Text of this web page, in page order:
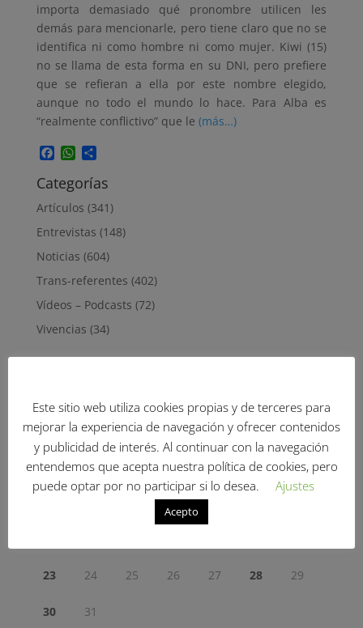
importa demasiado qué pronombre utilicen les
demás para mencionarle, pero tiene claro que no se
identifica ni como hombre ni como mujer. Kiwi (15)
no se llama de esta forma en su DNI, pero prefiere
que se refieran a ella por este nombre elegido,
aunque no todo el mundo lo hace. Para Alba es
“realmente conflictivo” que le (más…)
Facebook
WhatsApp
Compartir
Categorías
Artículos (341)
Entrevistas (148)
Noticias (604)
Trans-referentes (402)
Vídeos – Podcasts (72)
Vivencias (34)
1
2 3 4 5 6 7 8
12
23 24 25 26 27 28 29
30
31
Este sitio web utiliza cookies propias y de terceres para
mejorar la experiencia de navegación y ofrecer contenidos
y publicidad de interés. Al continuar con la navegación
entendemos que acepta nuestra política de cookies, pero
puede optar por no participar si lo desea.
Ajustes
Acepto